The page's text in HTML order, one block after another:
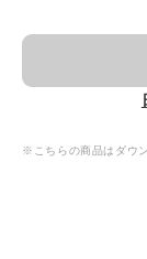
※こちらの商品はダウ